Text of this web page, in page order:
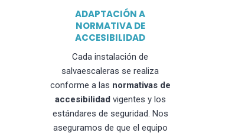
ADAPTACIÓN A
NORMATIVA DE
ACCESIBILIDAD
Cada instalación de
salvaescaleras se realiza
conforme a las normativas de
accesibilidad vigentes y los
estándares de seguridad. Nos
aseguramos de que el equipo